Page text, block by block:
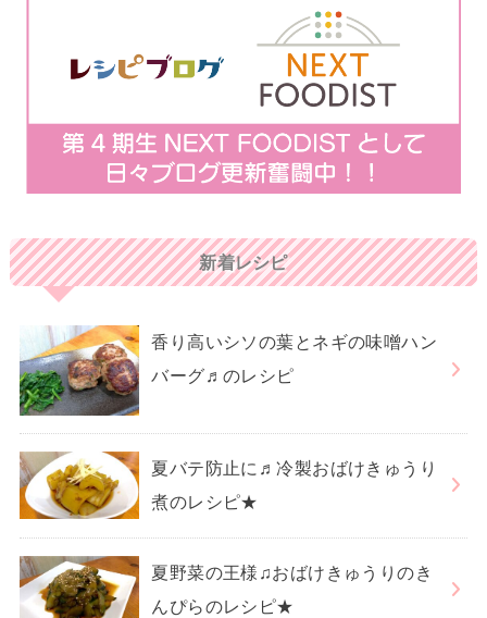
新着レシピ
香り高いシソの葉とネギの味噌ハン
バーグ♬のレシピ
夏バテ防止に♬冷製おばけきゅうり
煮のレシピ★
夏野菜の王様♫おばけきゅうりのき
んぴらのレシピ★